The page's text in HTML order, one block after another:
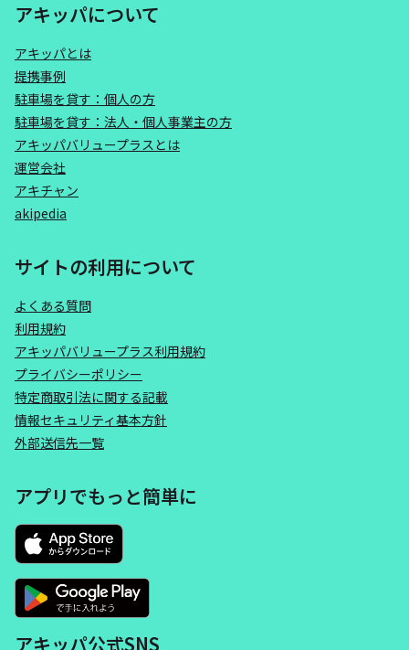
アキッパについて
アキッパとは
提携事例
駐車場を貸す：個人の方
駐車場を貸す：法人・個人事業主の方
アキッパバリュープラスとは
運営会社
アキチャン
akipedia
サイトの利用について
よくある質問
利用規約
アキッパバリュープラス利用規約
プライバシーポリシー
特定商取引法に関する記載
情報セキュリティ基本方針
外部送信先一覧
アプリでもっと簡単に
アキッパ公式SNS